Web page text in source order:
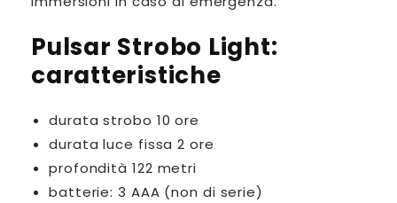
Pulsar Strobo Light:
caratteristiche
durata strobo 10 ore
durata luce fissa 2 ore
profondità 122 metri
batterie: 3 AAA (non di serie)